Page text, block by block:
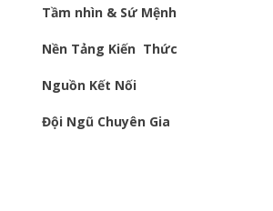
Tầm nhìn & Sứ Mệnh
Nền Tảng Kiến Thức
Nguồn Kết Nối
Đội Ngũ Chuyên Gia